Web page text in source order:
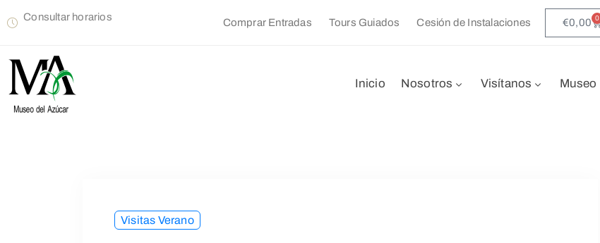
Consultar horarios Comprar Entradas Tours Guiados Cesión de Instalaciones €0,00 0
Inicio Nosotros Visítanos Museo
Visitas Verano